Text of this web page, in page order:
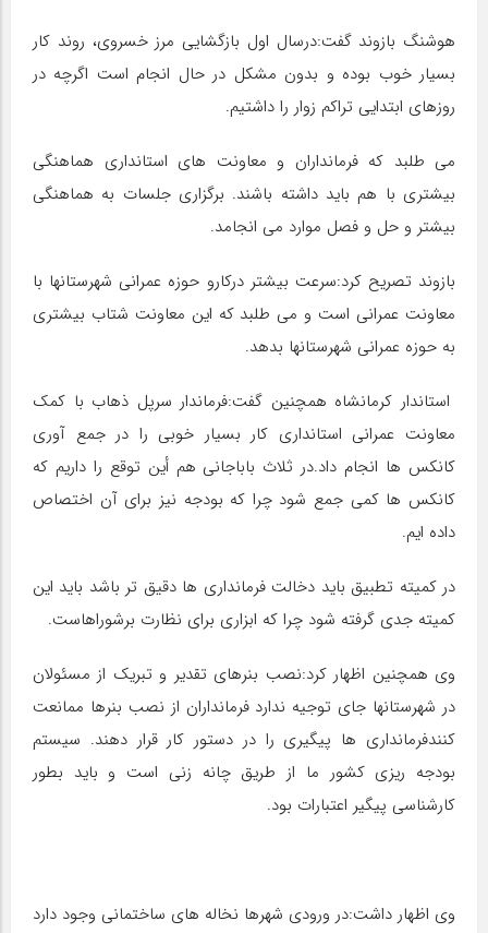
هوشنگ بازوند گفت:درسال اول بازگشایی مرز خسروی، روند کار
بسیار خوب بوده و بدون مشکل در حال انجام است اگرچه در
روزهای ابتدایی تراکم زوار را داشتیم.
می طلبد که فرمانداران و معاونت های استانداری هماهنگی
بیشتری با هم باید داشته باشند. برگزاری جلسات به هماهنگی
بیشتر و حل و فصل موارد می انجامد.
بازوند تصریح کرد:سرعت بیشتر درکارو حوزه عمرانی شهرستانها با
معاونت عمرانی است و می طلبد که این معاونت شتاب بیشتری
به حوزه عمرانی شهرستانها بدهد.
استاندار کرمانشاه همچنین گفت:فرماندار سرپل ذهاب با کمک
معاونت عمرانی استانداری کار بسیار خوبی را در جمع آوری
کانکس ها انجام داد.در ثلاث باباجانی هم أین توقع را داریم که
کانکس ها کمی جمع شود چرا که بودجه نیز برای آن اختصاص
داده ایم.
در کمیته تطبیق باید دخالت فرمانداری ها دقیق تر باشد باید این
کمیته جدی گرفته شود چرا که ابزاری برای نظارت برشوراهاست.
وی همچنین اظهار کرد:نصب بنرهای تقدیر و تبریک از مسئولان
در شهرستانها جای توجیه ندارد فرمانداران از نصب بنرها ممانعت
کنندفرمانداری ها پیگیری را در دستور کار قرار دهند. سیستم
بودجه ریزی کشور ما از طریق چانه زنی است و باید بطور
کارشناسی پیگیر اعتبارات بود.
وی اظهار داشت:در ورودی شهرها نخاله های ساختمانی وجود دارد